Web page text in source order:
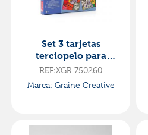
Set 3 tarjetas
terciopelo para
colorear gatos
REF:XGR-750260
Marca: Graine Creative